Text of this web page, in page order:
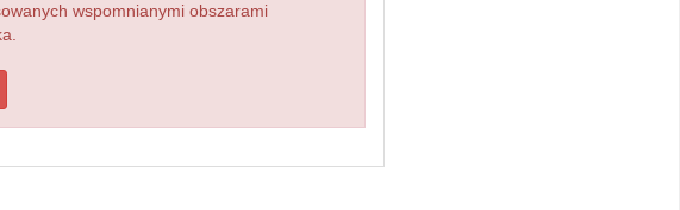
wspomnianymi obszarami